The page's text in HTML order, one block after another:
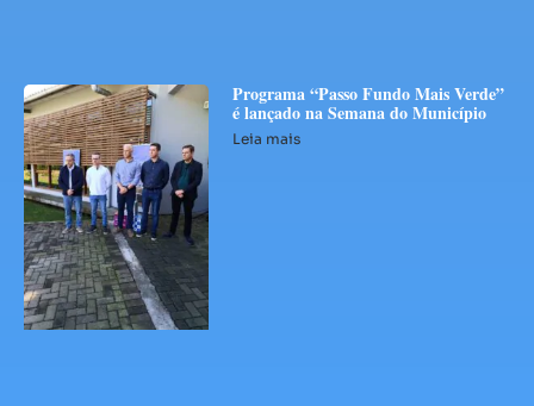
Programa “Passo Fundo Mais Verde”
é lançado na Semana do Município
Leia mais